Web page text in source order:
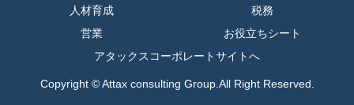
人材育成
税務
営業
お役立ちシート
アタックスコーポレートサイトへ
Copyright © Attax consulting Group.All Right Reserved.